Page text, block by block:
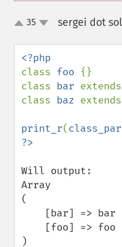
up35 sergei dot
class foo {}
class bar extends
class baz extends
print_r(
Will output:
Array
(
)